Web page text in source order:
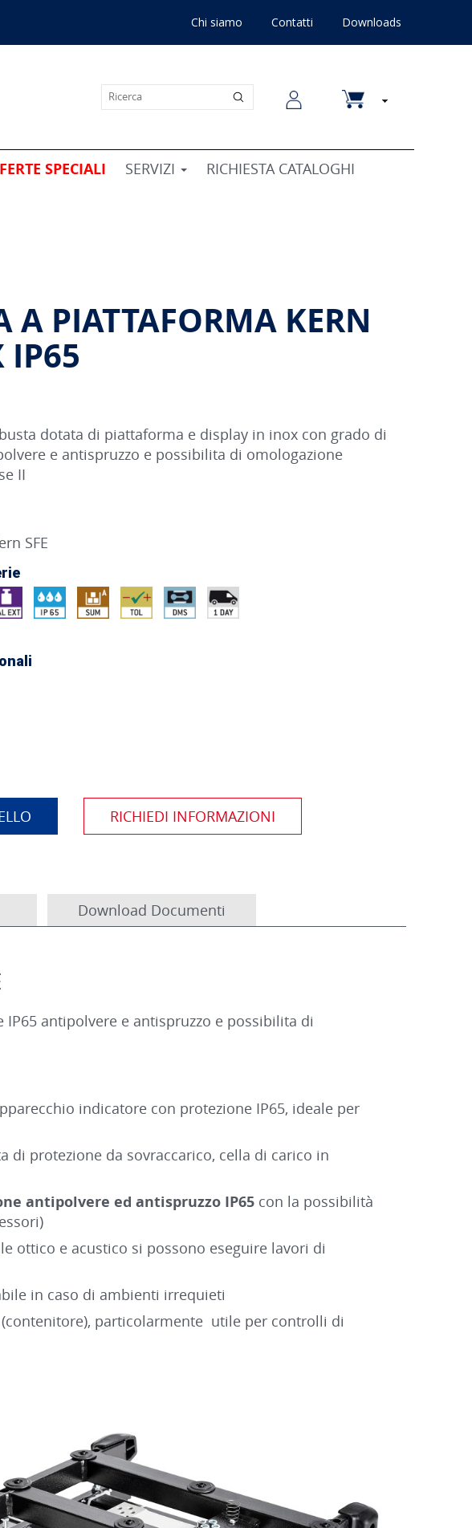
Chi siamo Contatti Downloads
SPECIALI SERVIZI RICHIESTA CATALOGHI
A PIATTAFORMA KERN
IP65
dotata di piattaforma e display in inox con grado di
e antispruzzo e possibilita di omologazione
II
SFE
Download Documenti
antipolvere e antispruzzo e possibilita di
indicatore con protezione IP65, ideale per
di protezione da sovraccarico, cella di carico in
antipolvere ed antispruzzo IP65 con la possibilità
ottico e acustico si possono eseguire lavori di
in caso di ambienti irrequieti
particolarmente utile per controlli di